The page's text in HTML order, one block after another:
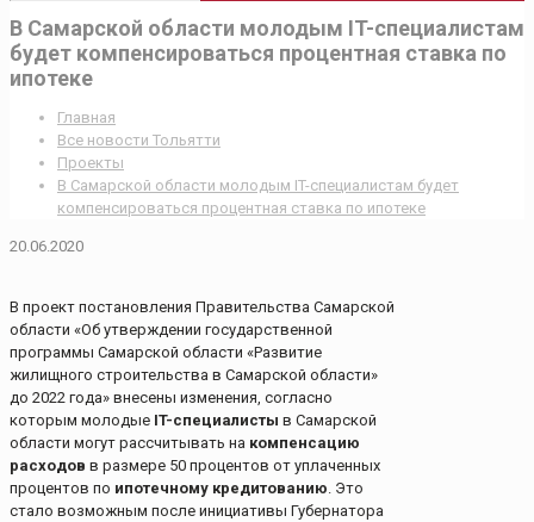
В Самарской области молодым IT-специалистам
будет компенсироваться процентная ставка по
ипотеке
Главная
Все новости Тольятти
Проекты
В Самарской области молодым IT-специалистам будет
компенсироваться процентная ставка по ипотеке
20.06.2020
В проект постановления Правительства Самарской
области «Об утверждении государственной
программы Самарской области «Развитие
жилищного строительства в Самарской области»
до 2022 года» внесены изменения, согласно
которым молодые IT-специалисты в Самарской
области могут рассчитывать на компенсацию
расходов в размере 50 процентов от уплаченных
процентов по ипотечному кредитованию. Это
стало возможным после инициативы Губернатора